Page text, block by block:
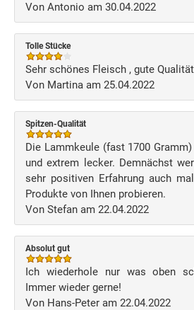
Von Antonio am 30.04.2022
Tolle Stücke
Sehr schönes Fleisch , gute Qualität
Von Martina am 25.04.2022
Spitzen-Qualität
Die Lammkeule (fast 1700
und extrem lecker. Demnächst
sehr positiven Erfahrung auch
Produkte von Ihnen probieren.
Von Stefan am 22.04.2022
Absolut gut
Ich wiederhole nur was oben
Immer wieder gerne!
Von Hans-Peter am 22.04.2022